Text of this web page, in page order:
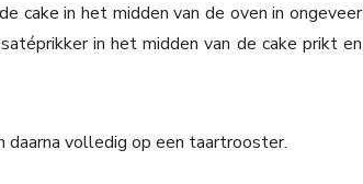
cake in het midden van de oven in ongeveer
in het midden van de cake prikt en
daarna volledig op een taartrooster.